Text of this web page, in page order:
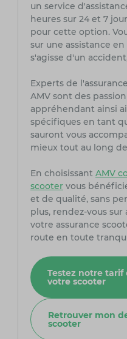
un service
heures sur 24 et 7
pour cette option.
sur une assistance
s'agisse d'un
Experts de
AMV sont des
appréhendant ainsi
spécifiques en tant
sauront vous
mieux tout au long
En choisissant AMV
scootervous
et de qualité, sans
plus, rendez-vous
votre assurance
route en toute
Testez notre tarif
votre scooter
Retrouver mon
scooter